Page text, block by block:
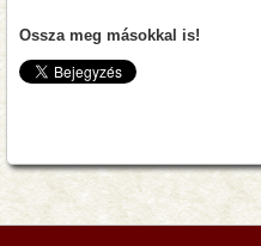
Ossza meg másokkal is!